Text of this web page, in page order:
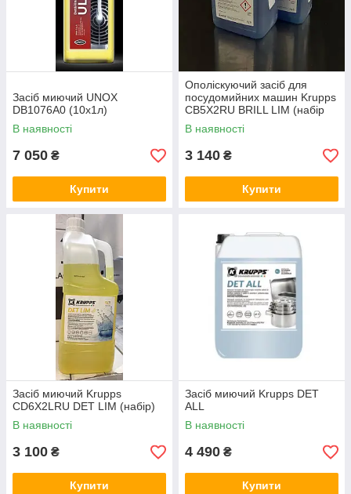
Засіб миючий UNOX
DB1076A0 (10х1л)
В наявності
7 050 ₴
Купити
Ополіскуючий засіб для
посудомийних машин Krupps
CB5X2RU BRILL LIM (набір
2×5 кг)
В наявності
3 140 ₴
Купити
Засіб миючий Krupps
CD6X2LRU DET LIM (набір)
В наявності
3 100 ₴
Купити
Засіб миючий Krupps DET
ALL
В наявності
4 490 ₴
Купити